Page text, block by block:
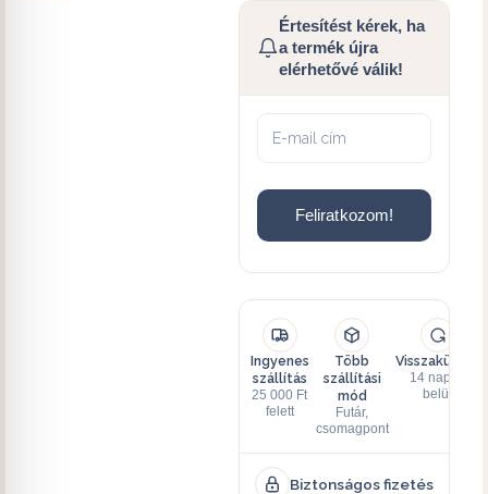
Értesítést kérek, ha
a termék újra
elérhetővé válik!
Feliratkozom!
Ingyenes
szállítás
25 000 Ft
felett
Több
szállítási
mód
Futár,
csomagpont
Visszaküldés
14 napon
belül
Biztonságos fizetés